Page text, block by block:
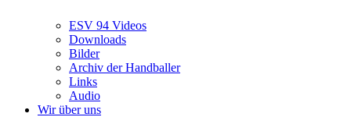
ESV 94 Videos
Downloads
Bilder
Archiv der Handballer
Links
Audio
Wir über uns